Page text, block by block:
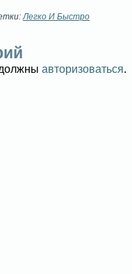
Легко И Быстро
авторизоваться.